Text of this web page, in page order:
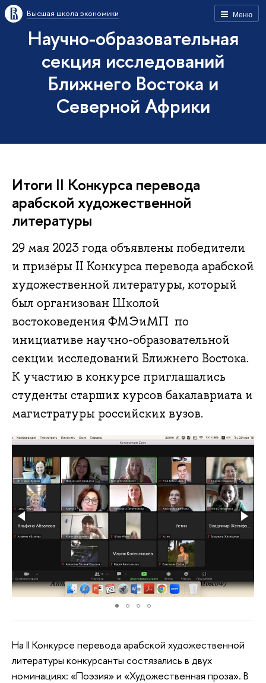
Меню
Высшая школа экономики
Научно-образовательная
секция исследований
Ближнего Востока и
Северной Африки
Итоги II Конкурса перевода
арабской художественной
литературы
29 мая 2023 года объявлены победители
и призёры II Конкурса перевода арабской
художественной литературы, который
был организован Школой
востоковедения ФМЭиМП по
инициативе научно-образовательной
секции исследований Ближнего Востока.
К участию в конкурсе приглашались
студенты старших курсов бакалавриата и
магистратуры российских вузов.
На II Конкурсе перевода арабской художественной
литературы конкурсанты состязались в двух
номинациях: «Поэзия» и «Художественная проза». В